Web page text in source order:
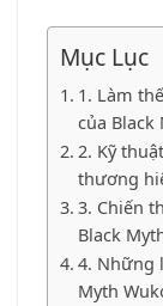
Mục Lục
1. Làm
của Black
2. Kỹ
thương
3. Chiến
Black
4. Những
Myth